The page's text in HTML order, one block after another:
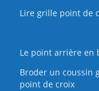
Lire grille point de
Le point arrière en
Broder un coussin
point de croix